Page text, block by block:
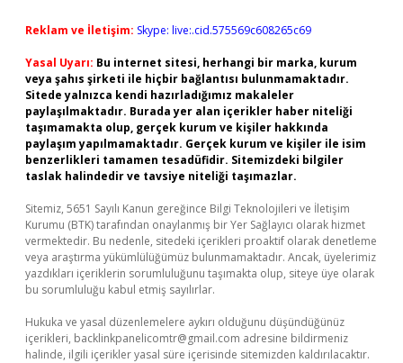
Reklam ve İletişim: Skype: live:.cid.575569c608265c69
Yasal Uyarı: Bu internet sitesi, herhangi bir marka, kurum
veya şahıs şirketi ile hiçbir bağlantısı bulunmamaktadır.
Sitede yalnızca kendi hazırladığımız makaleler
paylaşılmaktadır. Burada yer alan içerikler haber niteliği
taşımamakta olup, gerçek kurum ve kişiler hakkında
paylaşım yapılmamaktadır. Gerçek kurum ve kişiler ile isim
benzerlikleri tamamen tesadüfidir. Sitemizdeki bilgiler
taslak halindedir ve tavsiye niteliği taşımazlar.
Sitemiz, 5651 Sayılı Kanun gereğince Bilgi Teknolojileri ve İletişim
Kurumu (BTK) tarafından onaylanmış bir Yer Sağlayıcı olarak hizmet
vermektedir. Bu nedenle, sitedeki içerikleri proaktif olarak denetleme
veya araştırma yükümlülüğümüz bulunmamaktadır. Ancak, üyelerimiz
yazdıkları içeriklerin sorumluluğunu taşımakta olup, siteye üye olarak
bu sorumluluğu kabul etmiş sayılırlar.
Hukuka ve yasal düzenlemelere aykırı olduğunu düşündüğünüz
içerikleri, backlinkpanelicomtr@gmail.com adresine bildirmeniz
halinde, ilgili içerikler yasal süre içerisinde sitemizden kaldırılacaktır.